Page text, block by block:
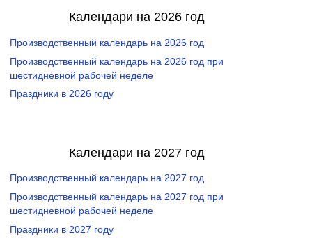
Календари на 2026 год
Производственный календарь на 2026 год
Производственный календарь на 2026 год при
шестидневной рабочей неделе
Праздники в 2026 году
Календари на 2027 год
Производственный календарь на 2027 год
Производственный календарь на 2027 год при
шестидневной рабочей неделе
Праздники в 2027 году